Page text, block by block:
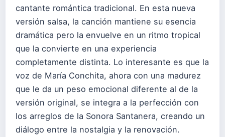
cantante romántica tradicional. En esta nueva
versión salsa, la canción mantiene su esencia
dramática pero la envuelve en un ritmo tropical
que la convierte en una experiencia
completamente distinta. Lo interesante es que la
voz de María Conchita, ahora con una madurez
que le da un peso emocional diferente al de la
versión original, se integra a la perfección con
los arreglos de la Sonora Santanera, creando un
diálogo entre la nostalgia y la renovación.